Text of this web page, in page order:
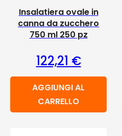
Insalatiera ovale in
canna da zucchero
750 ml 250 pz
122,21 €
AGGIUNGI AL
CARRELLO